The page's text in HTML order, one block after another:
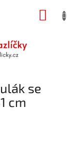
se
cm